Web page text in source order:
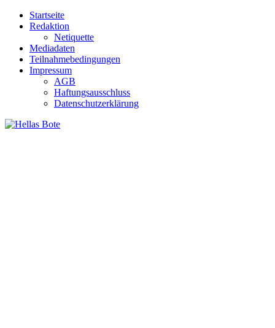
Zum
Inhalt
Startseite
Redaktion
Netiquette
Mediadaten
Teilnahmebedingungen
Impressum
AGB
Haftungsausschluss
Datenschutzerklärung